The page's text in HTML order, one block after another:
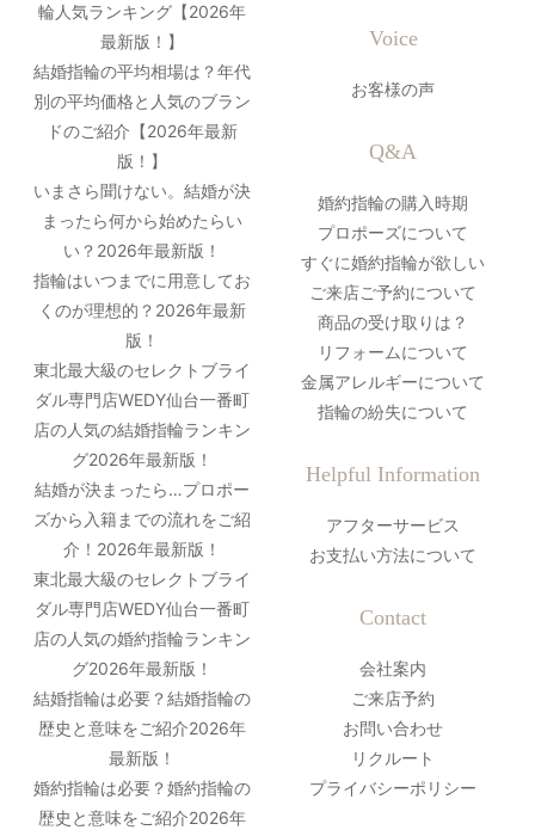
輪人気ランキング【2026年
最新版！】
結婚指輪の平均相場は？年代
別の平均価格と人気のブラン
ドのご紹介【2026年最新
版！】
いまさら聞けない。結婚が決
まったら何から始めたらい
い？2026年最新版！
指輪はいつまでに用意してお
くのが理想的？2026年最新
版！
東北最大級のセレクトブライ
ダル専門店WEDY仙台一番町
店の人気の結婚指輪ランキン
グ2026年最新版！
結婚が決まったら…プロポー
ズから入籍までの流れをご紹
介！2026年最新版！
東北最大級のセレクトブライ
ダル専門店WEDY仙台一番町
店の人気の婚約指輪ランキン
グ2026年最新版！
結婚指輪は必要？結婚指輪の
歴史と意味をご紹介2026年
最新版！
婚約指輪は必要？婚約指輪の
歴史と意味をご紹介2026年
Voice
お客様の声
Q&A
婚約指輪の購入時期
プロポーズについて
すぐに婚約指輪が欲しい
ご来店ご予約について
商品の受け取りは？
リフォームについて
金属アレルギーについて
指輪の紛失について
Helpful Information
アフターサービス
お支払い方法について
Contact
会社案内
ご来店予約
お問い合わせ
リクルート
プライバシーポリシー